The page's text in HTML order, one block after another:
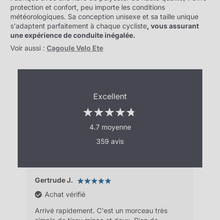
protection et confort, peu importe les conditions
météorologiques. Sa conception unisexe et sa taille unique
s'adaptent parfaitement à chaque cycliste, vous assurant
une expérience de conduite inégalée.
Voir aussi : Cagoule Velo Ete
Excellent
4.7 moyenne
359 avis
Gertrude J.
Achat vérifié
Arrivé rapidement. C'est un morceau très